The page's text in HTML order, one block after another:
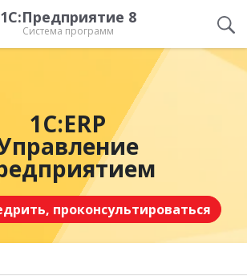
1С:Предприятие 8
Система программ
1С:ERP
проконсультироваться